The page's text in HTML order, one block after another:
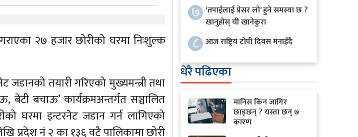
२७ हजार छोरीको घरमा निःशुल्क
जडानको तयारी गरिएको मुख्यमन्त्री तथा
बेटी बचाऊ’ कार्यक्रमअन्तर्गत सञ्चालित
घरमा इन्टरनेट जडान गर्न लागिएको
प्रदेश नं २ का १३६ वटै पालिकामा छोरी
७ ‘तपाईलाई प्रेसर लो’ हुने समस्या छ ?
खानुहोस् यी खानेकुरा
८ आज राष्ट्रिय टोपी दिवस मनाइँदै
धेरै पढिएका
मानिस किन जागिर
छाड्छन् ? यस्ता छन् ७
कारण